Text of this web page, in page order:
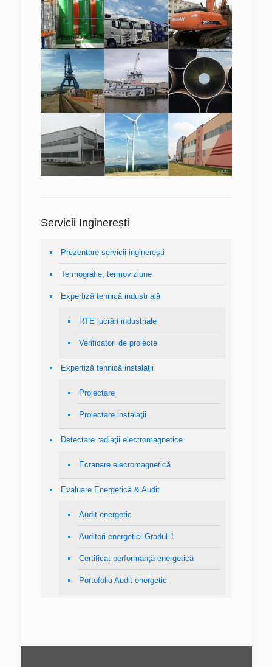
Servicii Inginerești
Prezentare servicii inginereşti
Termografie, termoviziune
Expertiză tehnică industrială
RTE lucrări industriale
Verificatori de proiecte
Expertiză tehnică instalaţii
Proiectare
Proiectare instalaţii
Detectare radiaţii electromagnetice
Ecranare elecromagnetică
Evaluare Energetică & Audit
Audit energetic
Auditori energetici Gradul 1
Certificat performanţă energetică
Portofoliu Audit energetic